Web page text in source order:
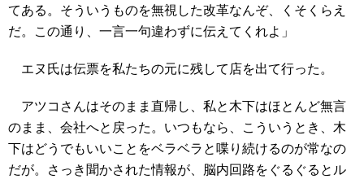
てある。そういうものを無視した改革なんぞ、くそくらえ
だ。この通り、一言一句違わずに伝えてくれよ」
エヌ氏は伝票を私たちの元に残して店を出て行った。
アツコさんはそのまま直帰し、私と木下はほとんど無言
のまま、会社へと戻った。いつもなら、こういうとき、木
下はどうでもいいことをベラベラと喋り続けるのが常なの
だが。さっき聞かされた情報が、脳内回路をぐるぐるとル